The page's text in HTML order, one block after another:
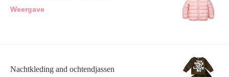
Weergave
Nachtkleding and ochtendjassen